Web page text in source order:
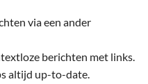
via een ander
berichten met links.
altijd up-to-date.